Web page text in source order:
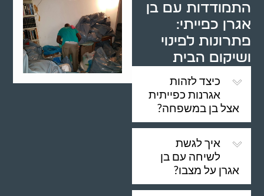
התמודדות עם בן
אגרן כפייתי:
פתרונות לפינוי
ושיקום הבית
כיצד לזהות
אגרנות כפייתית
אצל בן במשפחה?
איך לגשת
לשיחה עם בן
אגרן על מצבו?